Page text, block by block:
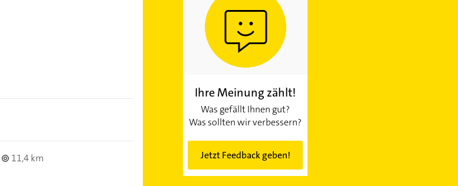
11,4 km
Ihre Meinung zählt!
Was gefällt Ihnen gut?
Was sollten wir verbessern?
Jetzt Feedback geben!